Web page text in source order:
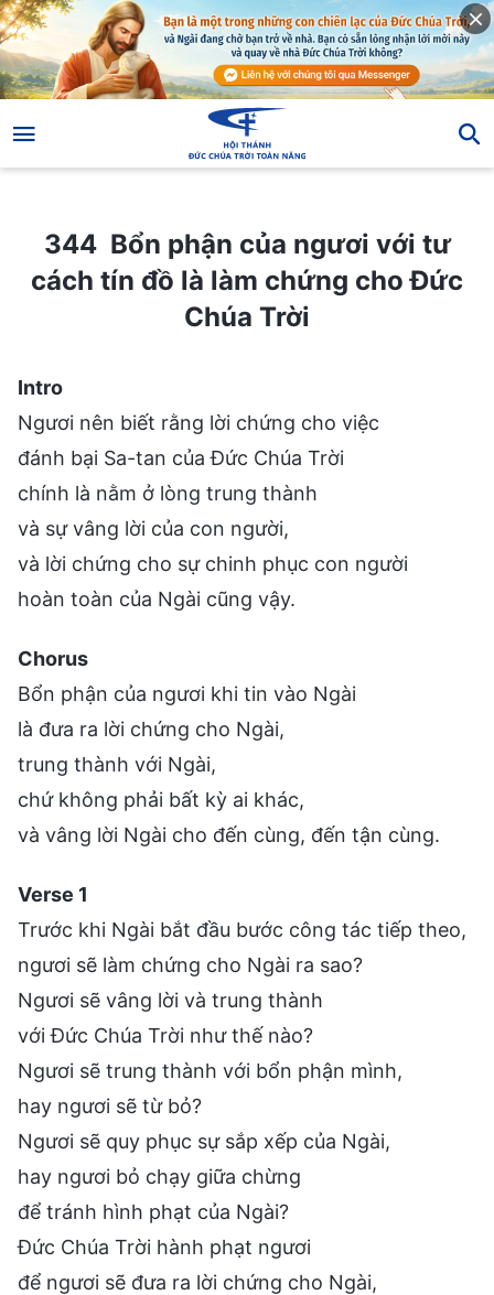
344 Bổn phận của ngươi với tư
cách tín đồ là làm chứng cho Đức
Chúa Trời
Intro
Ngươi nên biết rằng lời chứng cho việc
đánh bại Sa-tan của Đức Chúa Trời
chính là nằm ở lòng trung thành
và sự vâng lời của con người,
và lời chứng cho sự chinh phục con người
hoàn toàn của Ngài cũng vậy.
Chorus
Bổn phận của ngươi khi tin vào Ngài
là đưa ra lời chứng cho Ngài,
trung thành với Ngài,
chứ không phải bất kỳ ai khác,
và vâng lời Ngài cho đến cùng, đến tận cùng.
Verse 1
Trước khi Ngài bắt đầu bước công tác tiếp theo,
ngươi sẽ làm chứng cho Ngài ra sao?
Ngươi sẽ vâng lời và trung thành
với Đức Chúa Trời như thế nào?
Ngươi sẽ trung thành với bổn phận mình,
hay ngươi sẽ từ bỏ?
Ngươi sẽ quy phục sự sắp xếp của Ngài,
hay ngươi bỏ chạy giữa chừng
để tránh hình phạt của Ngài?
Đức Chúa Trời hành phạt ngươi
để ngươi sẽ đưa ra lời chứng cho Ngài,